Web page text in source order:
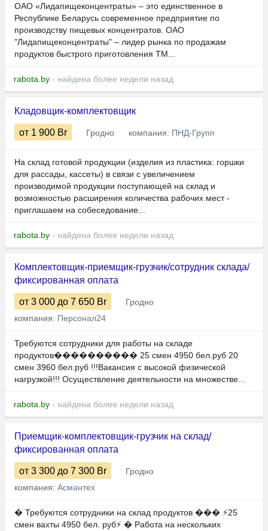
ОАО «Лидапищеконцентраты» – это единственное в
Республике Беларусь современное предприятие по
производству пищевых концентратов. ОАО
"Лидапищеконцентраты" – лидер рынка по продажам
продуктов быстрого приготовления ТМ...
rabota.by - найдена более недели назад
Кладовщик-комплектовщик
от 1 900 Br Гродно компания: ПНД-Групп
На склад готовой продукции (изделия из пластика: горшки
для рассады, кассеты) в связи с увеличением
производимой продукции поступающей на склад и
возможностью расширения количества рабочих мест -
приглашаем на собеседование...
rabota.by - найдена более недели назад
Комплектовщик-приемщик-грузчик/сотрудник склада/
фиксированная оплата
от 3 000 до 7 650 Br
Гродно
компания: Персонал24
Требуются сотрудники для рaботы нa складе
продуктов���������� 25 смен 4950 бел.руб 20
смен 3960 бел.руб !!!Вакансия с высокой физической
нагрузкой!!! Осуществление деятельности на множестве...
rabota.by - найдена более недели назад
Приемщик-комплектовщик-грузчик на склад/
фиксированная оплата
от 3 300 до 7 300 Br
Гродно
компания: Асмантех
� Требуются сотрудники на склад продуктов ��� ⚡️25
смен вахты 4950 бел. руб⚡️ � Работа на нескольких